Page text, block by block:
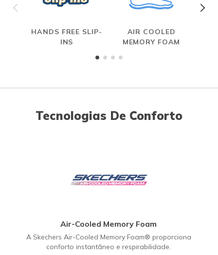
HANDS FREE SLIP-
INS
AIR COOLED
MEMORY FOAM
Tecnologias De Conforto
Air-Cooled Memory Foam
A Skechers Air-Cooled Memory Foam® proporciona
conforto instantâneo e respirabilidade.